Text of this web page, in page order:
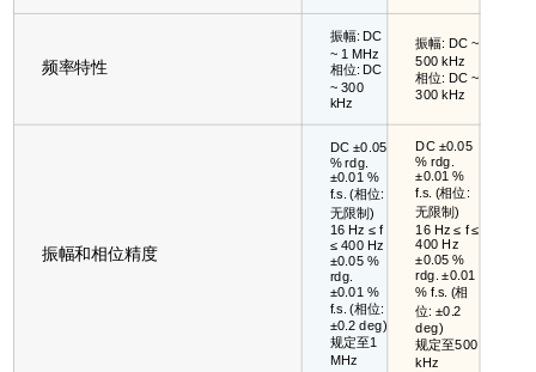
频率特性
振幅: DC
~ 1 MHz
相位: DC
~ 300
kHz
振幅: DC ~
500 kHz
相位: DC ~
300 kHz
振幅和相位精度
DC ±0.05
% rdg.
±0.01 %
f.s. (相位:
无限制)
16 Hz ≤ f
≤ 400 Hz
±0.05 %
rdg.
±0.01 %
f.s. (相位:
±0.2 deg)
规定至1
MHz
DC ±0.05
% rdg.
±0.01 %
f.s. (相位:
无限制)
16 Hz ≤ f ≤
400 Hz
±0.05 %
rdg. ±0.01
% f.s. (相
位: ±0.2
deg)
规定至500
kHz